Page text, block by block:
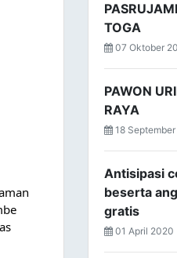
TOGA
07 Oktober
PAWON
RAYA
18
Antisipasi
beserta
gratis
01 April 2020